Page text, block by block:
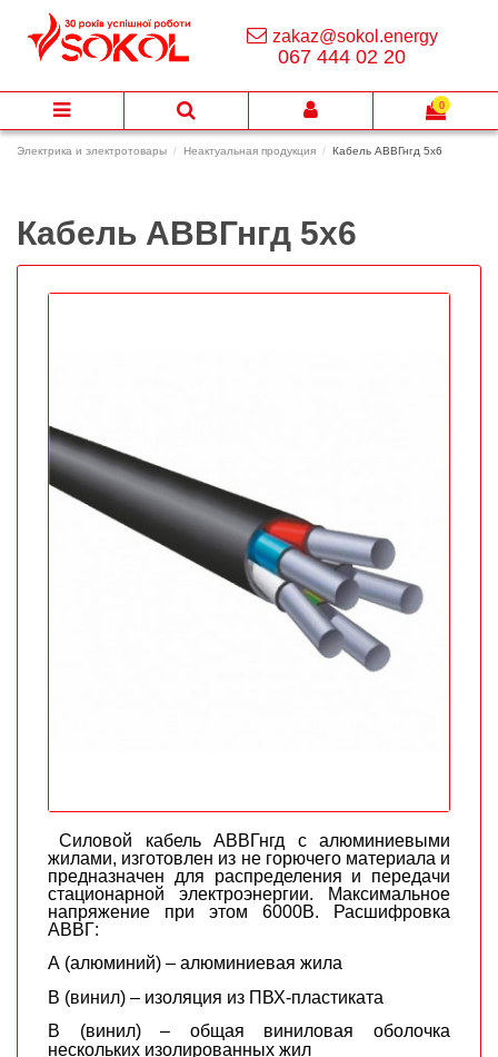
Электрика и электротовары Неактуальная продукция Кабель АВВГнгд 5х6
Кабель АВВГнгд 5х6
Cиловой кабель АВВГнгд с алюминиевыми
жилами, изготовлен из не горючего материала и
предназначен для распределения и передачи
стационарной электроэнергии. Максимальное
напряжение при этом 6000В. Расшифровка
АВВГ:
А (алюминий) – алюминиевая жила
В (винил) – изоляция из ПВХ-пластиката
В (винил) – общая виниловая оболочка
нескольких изолированных жил
zakaz@sokol.energy
067 444 02 20
0